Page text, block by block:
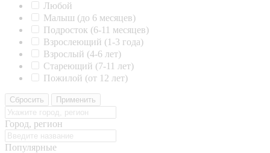
Любой
Малыш (до 6 месяцев)
Подросток (6-11 месяцев)
Взрослеющий (1-3 года)
Взрослый (4-6 лет)
Стареющий (7-11 лет)
Пожилой (от 12 лет)
Сбросить Применить
Город, регион
Популярные